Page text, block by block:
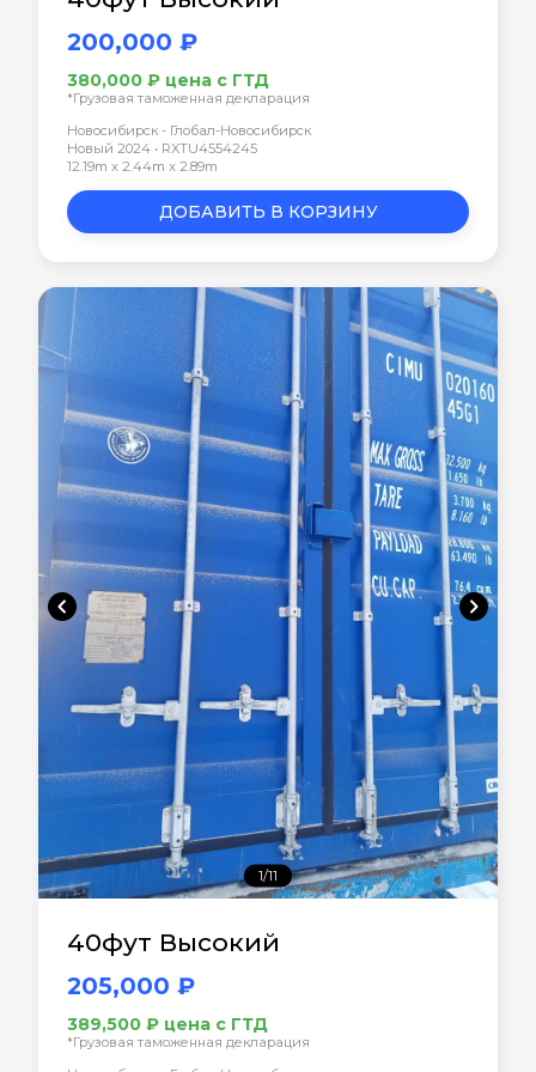
200,000 ₽
380,000 ₽ цена с ГТД
*Грузовая таможенная декларация
Новосибирск - Глобал-Новосибирск
Новый 2024 • RXTU4554245
12.19m x 2.44m x 2.89m
ДОБАВИТЬ В КОРЗИНУ
chevron_left chevron_right
1/11
40фут Высокий
205,000 ₽
389,500 ₽ цена с ГТД
*Грузовая таможенная декларация